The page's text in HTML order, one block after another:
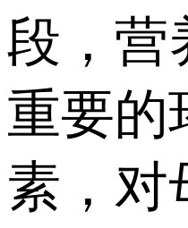
段，营
重要的
素，对